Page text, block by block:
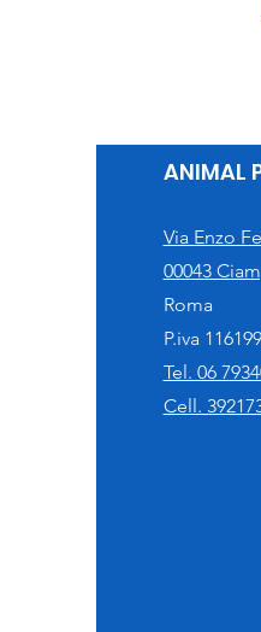
ANIMAL
Via Enzo
00043
Roma
P.iva
Tel. 06
Cell.